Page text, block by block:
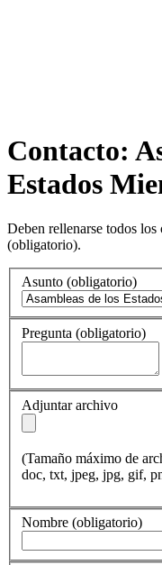
Contacto:
Estados
Deben rellenarse todos
(obligatorio).
Asunto (obligatorio)
Pregunta (obligatorio)
Adjuntar archivo
(Tamaño máximo de
doc, txt, jpeg, jpg, gif,
Nombre (obligatorio)